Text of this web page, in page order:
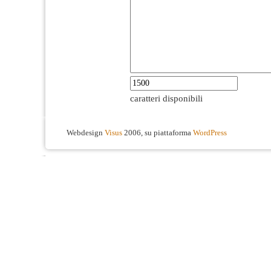
caratteri disponibili
Webdesign Visus 2006, su piattaforma WordPress